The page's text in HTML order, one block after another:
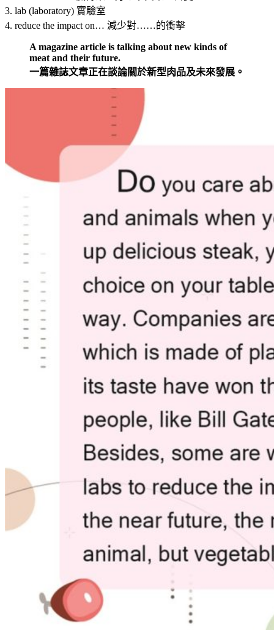
3. lab (laboratory) 實驗室
4. reduce the impact on… 減少對……的衝擊
A magazine article is talking about new kinds of
meat and their future.
一篇雜誌文章正在談論關於新型肉品及未來發展。